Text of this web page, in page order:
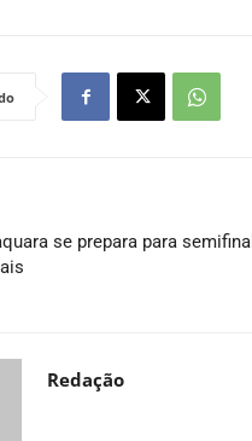
se prepara para semifinal
Redação